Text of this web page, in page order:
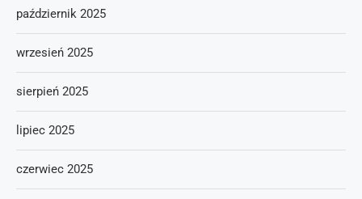
październik 2025
wrzesień 2025
sierpień 2025
lipiec 2025
czerwiec 2025